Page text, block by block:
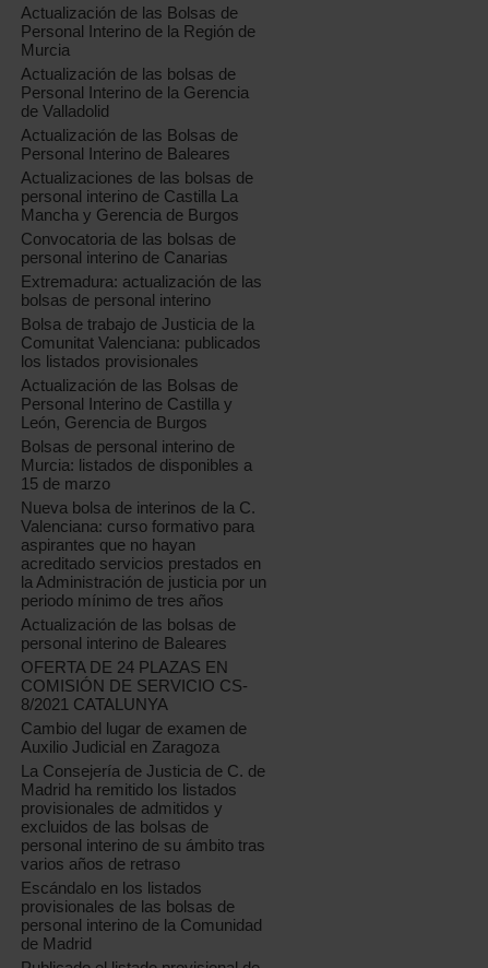
Actualización de las Bolsas de
Personal Interino de la Región de
Murcia
Actualización de las bolsas de
Personal Interino de la Gerencia
de Valladolid
Actualización de las Bolsas de
Personal Interino de Baleares
Actualizaciones de las bolsas de
personal interino de Castilla La
Mancha y Gerencia de Burgos
Convocatoria de las bolsas de
personal interino de Canarias
Extremadura: actualización de las
bolsas de personal interino
Bolsa de trabajo de Justicia de la
Comunitat Valenciana: publicados
los listados provisionales
Actualización de las Bolsas de
Personal Interino de Castilla y
León, Gerencia de Burgos
Bolsas de personal interino de
Murcia: listados de disponibles a
15 de marzo
Nueva bolsa de interinos de la C.
Valenciana: curso formativo para
aspirantes que no hayan
acreditado servicios prestados en
la Administración de justicia por un
periodo mínimo de tres años
Actualización de las bolsas de
personal interino de Baleares
OFERTA DE 24 PLAZAS EN
COMISIÓN DE SERVICIO CS-
8/2021 CATALUNYA
Cambio del lugar de examen de
Auxilio Judicial en Zaragoza
La Consejería de Justicia de C. de
Madrid ha remitido los listados
provisionales de admitidos y
excluidos de las bolsas de
personal interino de su ámbito tras
varios años de retraso
Escándalo en los listados
provisionales de las bolsas de
personal interino de la Comunidad
de Madrid